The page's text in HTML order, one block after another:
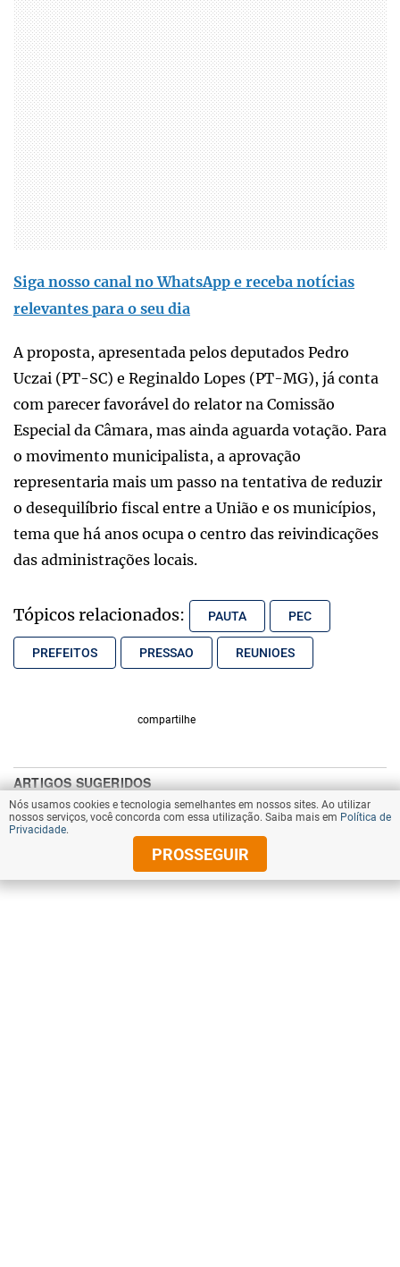
Siga nosso canal no WhatsApp e receba notícias
relevantes para o seu dia
A proposta, apresentada pelos deputados Pedro
Uczai (PT-SC) e Reginaldo Lopes (PT-MG), já conta
com parecer favorável do relator na Comissão
Especial da Câmara, mas ainda aguarda votação. Para
o movimento municipalista, a aprovação
representaria mais um passo na tentativa de reduzir
o desequilíbrio fiscal entre a União e os municípios,
tema que há anos ocupa o centro das reivindicações
das administrações locais.
Tópicos relacionados: PAUTA PEC
PREFEITOS PRESSAO REUNIOES
compartilhe
Nós usamos cookies e tecnologia semelhantes em nossos sites. Ao utilizar
nossos serviços, você concorda com essa utilização. Saiba mais em Política de
Privacidade.
PROSSEGUIR